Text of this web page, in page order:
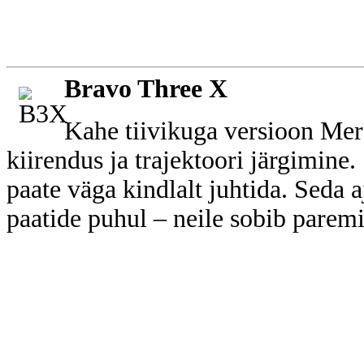
Bravo Three X
Kahe tiivikuga versioon
kiirendus ja trajektoori
paate väga kindlalt juhtida. Seda
paatide puhul – neile sobib